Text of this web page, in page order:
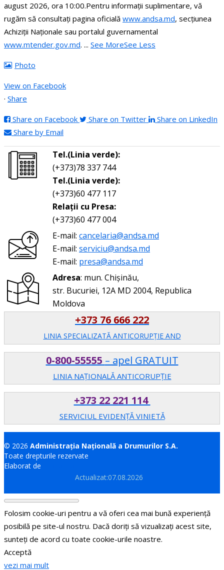
august 2026, ora 10:00.Pentru informații suplimentare, vă
rugăm să consultați pagina oficială www.andsa.md, secțiunea
Achiziții Naționale sau portalul guvernamental
www.mtender.gov.md. ... See MoreSee Less
Photo
View on Facebook
· Share
Share on Facebook Share on Twitter
Share on LinkedIn
Share by Email
Tel.(Linia verde):
(+373)78 337 744
Tel.(Linia verde):
(+373)60 477 117
Relații cu Presa:
(+373)60 477 004
E-mail: cancelaria@andsa.md
E-mail: serviciu@andsa.md
E-mail: presa@andsa.md
Adresa: mun. Chișinău,
str. Bucuriei, 12A MD 2004, Republica
Moldova
+373 76 666 222
LINIA SPECIALIZATĂ ANTICORUPŢIE AND
0-800-55555 – apel GRATUIT
LINIA NAȚIONALĂ ANTICORUPȚIE
+373 22 221 114
SERVICIUL EVIDENȚĂ VINIETĂ
© 2026 Administrația Națională a Drumurilor S.A.
Toate drepturile rezervate
Elaborat de
Actualizat:07.08.2026
Folosim cookie-uri pentru a vă oferi cea mai bună experiență
posibilă pe site-ul nostru. Dacă doriți să vizualizați acest site,
sunteți de acord cu toate cookie-urile noastre.
Acceptă
vezi mai mult